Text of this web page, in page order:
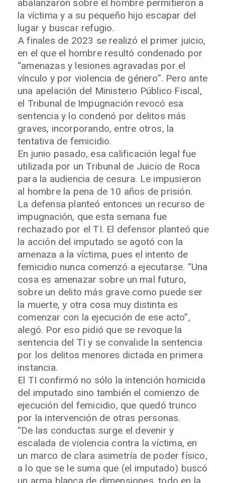
abalanzaron sobre el hombre permitieron a
la víctima y a su pequeño hijo escapar del
lugar y buscar refugio.
A finales de 2023 se realizó el primer juicio,
en el que el hombre resultó condenado por
“amenazas y lesiones agravadas por el
vínculo y por violencia de género”. Pero ante
una apelación del Ministerio Público Fiscal,
el Tribunal de Impugnación revocó esa
sentencia y lo condenó por delitos más
graves, incorporando, entre otros, la
tentativa de femicidio.
En junio pasado, esa calificación legal fue
utilizada por un Tribunal de Juicio de Roca
para la audiencia de cesura. Le impusieron
al hombre la pena de 10 años de prisión.
La defensa planteó entonces un recurso de
impugnación, que esta semana fue
rechazado por el TI. El defensor planteó que
la acción del imputado se agotó con la
amenaza a la víctima, pues el intento de
femicidio nunca comenzó a ejecutarse. “Una
cosa es amenazar sobre un mal futuro,
sobre un delito más grave como puede ser
la muerte, y otra cosa muy distinta es
comenzar con la ejecución de ese acto”,
alegó. Por eso pidió que se revoque la
sentencia del TI y se convalide la sentencia
por los delitos menores dictada en primera
instancia.
El TI confirmó no sólo la intención homicida
del imputado sino también el comienzo de
ejecución del femicidio, que quedó trunco
por la intervención de otras personas.
“De las conductas surge el devenir y
escalada de violencia contra la víctima, en
un marco de clara asimetría de poder físico,
a lo que se le suma que (el imputado) buscó